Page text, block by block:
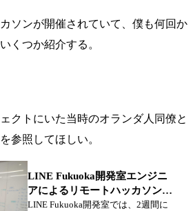
ソンが開催されていて、僕も何回か
くつか紹介する。
クトにいた当時のオランダ人同僚と
参照してほしい。
LINE Fukuoka開発室エンジニ
アによるリモートハッカソンを
実施しました
LINE Fukuoka開発室では、2週間に